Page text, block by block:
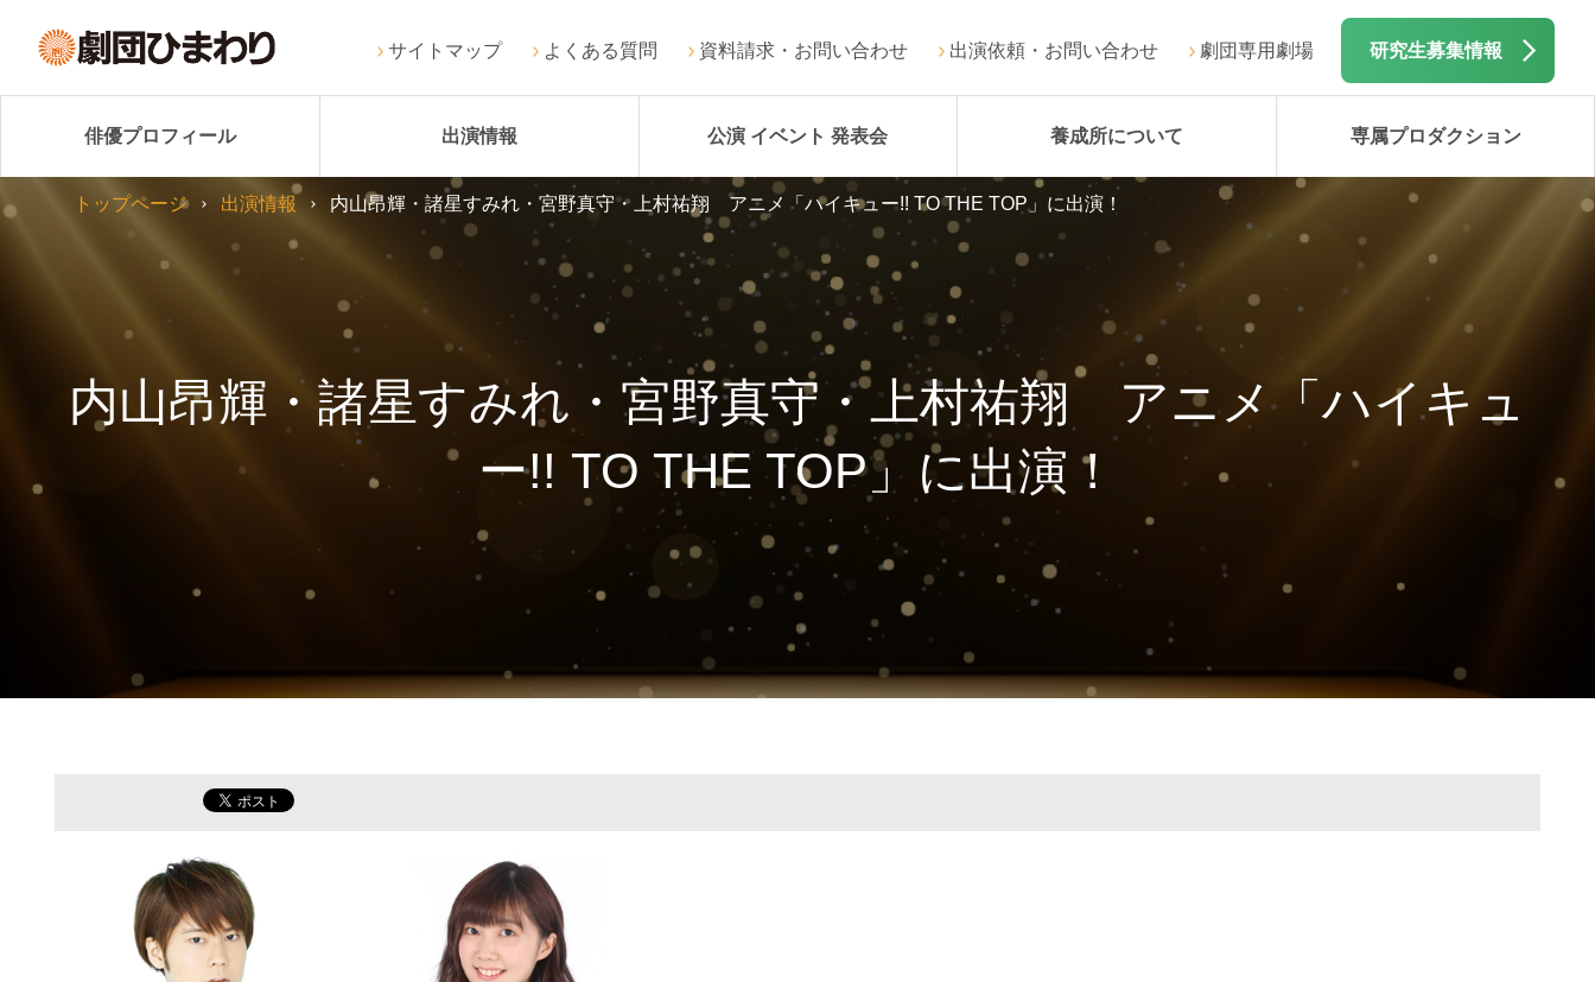
サイトマップ よくある質問 資料請求・お問い合わせ 出演依頼・お問い合わせ 劇団専用劇場 研究生募集情報
俳優プロフィール 出演情報 公演 イベント 発表会 養成所について 専属プロダクション
内山昂輝・諸星すみれ・宮野真守・上村祐翔 アニメ「ハイキュ
ー!! TO THE TOP」に出演！
トップページ 出演情報 内山昂輝・諸星すみれ・宮野真守・上村祐翔 アニメ「ハイキュー!! TO THE TOP」に出演！